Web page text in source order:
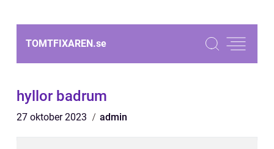
TOMTFIXAREN.se
hyllor badrum
27 oktober 2023 admin